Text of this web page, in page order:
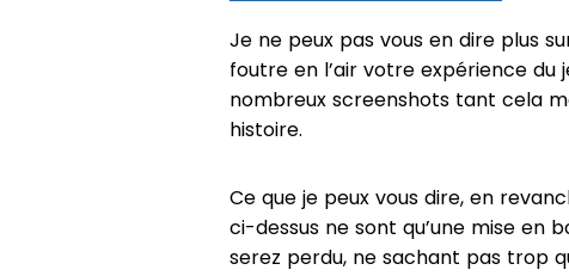
Je ne peux pas vous en dire plus
foutre en l’air votre expérience du
nombreux screenshots tant cela
histoire.
Ce que je peux vous dire, en
ci-dessus ne sont qu’une mise en
serez perdu, ne sachant pas trop